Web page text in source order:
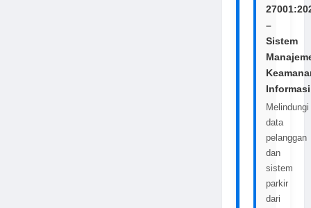
–
Sistem
Informasi
Melindungi
data
pelanggan
dan
sistem
parkir
dari